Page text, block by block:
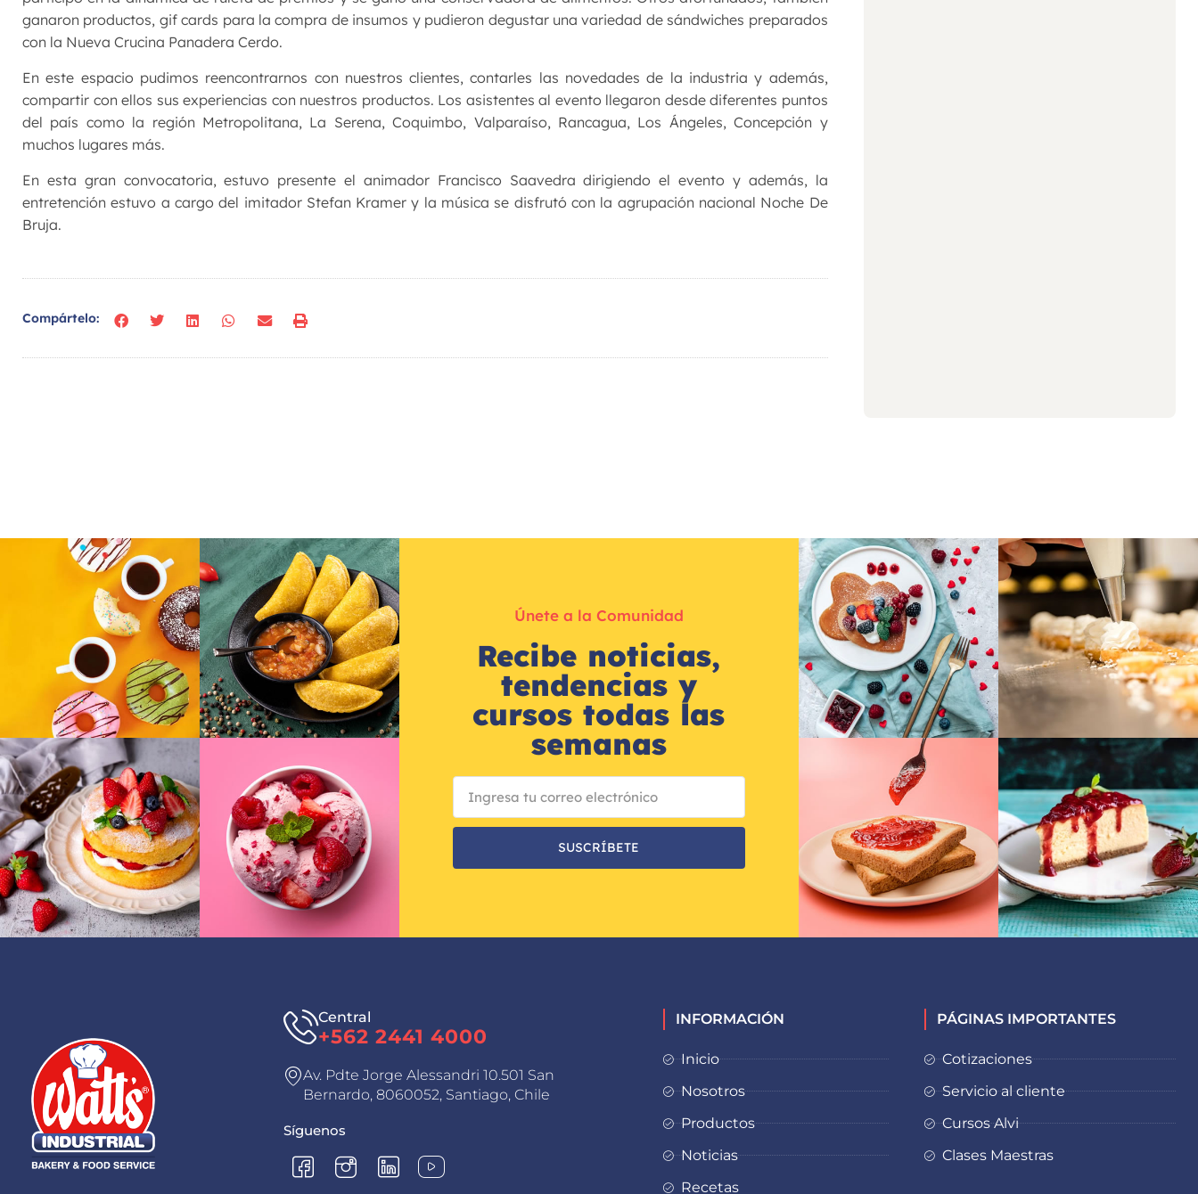
ganaron productos, gif cards para la compra de insumos y pudieron degustar una variedad de sándwiches preparados
con la Nueva Crucina Panadera Cerdo.
En este espacio pudimos reencontrarnos con nuestros clientes, contarles las novedades de la industria y además,
compartir con ellos sus experiencias con nuestros productos. Los asistentes al evento llegaron desde diferentes puntos
del país como la región Metropolitana, La Serena, Coquimbo, Valparaíso, Rancagua, Los Ángeles, Concepción y
muchos lugares más.
En esta gran convocatoria, estuvo presente el animador Francisco Saavedra dirigiendo el evento y además, la
entretención estuvo a cargo del imitador Stefan Kramer y la música se disfrutó con la agrupación nacional Noche De
Bruja.
Compártelo:
Únete a la Comunidad
Recibe noticias,
tendencias y
cursos todas las
semanas
SUSCRÍBETE
Central
+562 2441 4000
Av. Pdte Jorge Alessandri 10.501 San
Bernardo, 8060052, Santiago, Chile
Síguenos
INFORMACIÓN
Inicio
Nosotros
Productos
Noticias
Recetas
PÁGINAS IMPORTANTES
Cotizaciones
Servicio al cliente
Cursos Alvi
Clases Maestras